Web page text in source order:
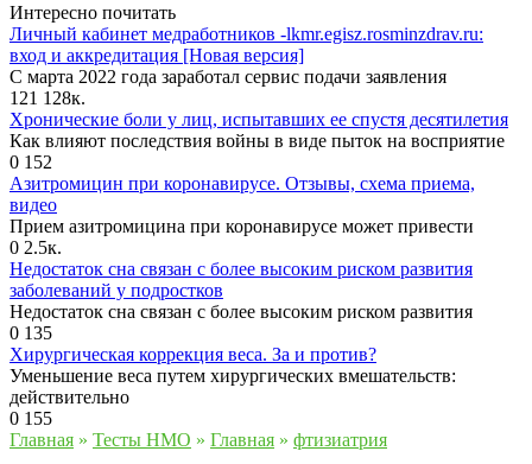
Интересно почитать
Личный кабинет медработников -lkmr.egisz.rosminzdrav.ru:
вход и аккредитация [Новая версия]
С марта 2022 года заработал сервис подачи заявления
121 128к.
Хронические боли у лиц, испытавших ее спустя десятилетия
Как влияют последствия войны в виде пыток на восприятие
0 152
Азитромицин при коронавирусе. Отзывы, схема приема,
видео
Прием азитромицина при коронавирусе может привести
0 2.5к.
Недостаток сна связан с более высоким риском развития
заболеваний у подростков
Недостаток сна связан с более высоким риском развития
0 135
Хирургическая коррекция веса. За и против?
Уменьшение веса путем хирургических вмешательств:
действительно
0 155
Главная » Тесты НМО » Главная » фтизиатрия